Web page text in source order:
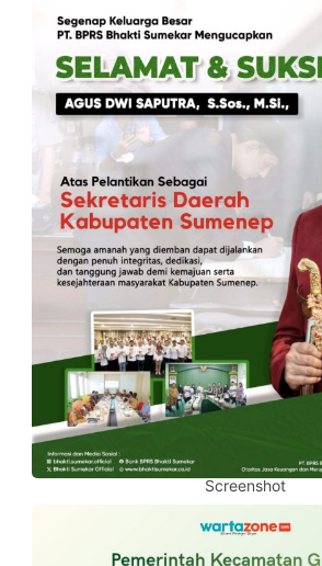
Screenshot